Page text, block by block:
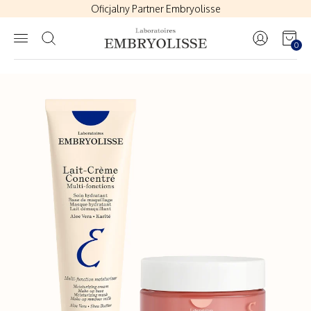
Oficjalny Partner Embryolisse
Zapisz się na listę odbiorców newslettera i otrzymaj rabat na zakupy
Polityka Zwrotów|Dostawy
Oficjalny Partner Embryolisse
Oficjalny Partner Embryolisse
Zapisz się na listę odbiorców newslettera i otrzymaj rabat na zakupy
Polityka Zwrotów
Oficjalny Partner Embryolisse
Zapisz się na listę odbiorców newslettera i otrzymaj rabat na zakupy
Polityka Zwrotów
Oficjalny Partner Embryolisse
Zapisz się na listę odbiorców newslettera i otrzymaj rabat na zakupy
Oficjalny Partner Embryolisse
Zapisz się na listę odbiorców newslettera i otrzymaj rabat na zakupy
Polityka Zwrotów
Dostawy
0